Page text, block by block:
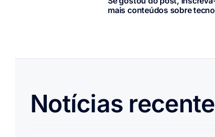
mais conteúdos sobre
Notícias